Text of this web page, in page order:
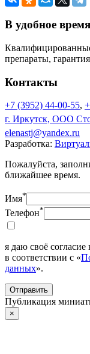
В удобное
препараты,
Контакты
+7 (3952) 44-00-55,
г. Иркутск, ООО
elenastj@yandex.ru
Разработка:
Пожалуйста,
ближайшее время.
Имя*
Телефон*
я даю своё
в соответствии с «
данных».
Отправить
Публикация
×